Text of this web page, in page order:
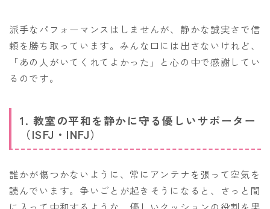
派手なパフォーマンスはしませんが、静かな誠実さで信
頼を勝ち取っています。みんな口には出さないけれど、
「あの人がいてくれてよかった」と心の中で感謝してい
るのです。
1. 教室の平和を静かに守る優しいサポーター
（ISFJ・INFJ）
誰かが傷つかないように、常にアンテナを張って空気を
読んでいます。争いごとが起きそうになると、さっと間